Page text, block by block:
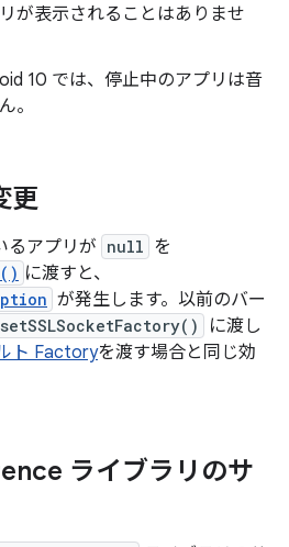
が表示されることはありませ
10 では、停止中のアプリは音
。
更
るアプリが null を
に渡すと、
が発生します。以前のバー
setSSLSocketFactory()
に渡し
ト Factoryを渡す場合と同じ効
ライブラリのサ